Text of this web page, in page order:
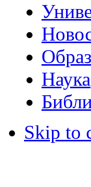
Наука
Skip to